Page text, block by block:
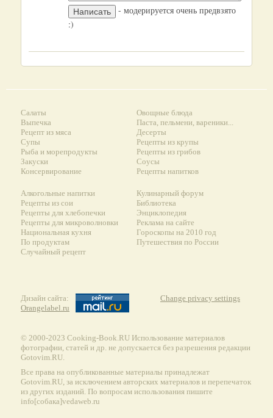
- модерируется очень предвзято
:)
Салаты
Выпечка
Рецепт из мяса
Супы
Рыба и морепродукты
Закуски
Консервирование
Овощные блюда
Паста, пельмени, вареники...
Десерты
Рецепты из крупы
Рецепты из грибов
Соусы
Рецепты напитков
Алкогольные напитки
Рецепты из сои
Рецепты для хлебопечки
Рецепты для микроволновки
Национальная кухня
По продуктам
Случайный рецепт
Кулинарный форум
Библиотека
Энциклопедия
Реклама на сайте
Гороскопы на 2010 год
Путешествия по России
Дизайн сайта:
Orangelabel.ru
Change privacy settings
© 2000-2023 Сooking-Book.RU Использование материалов
фотографии, статей и др. не допускается без разрешения редакции
Gotovim.RU.
Все права на опубликованные материалы принадлежат
Gotovim.RU, за исключением авторских материалов и перепечаток
из других изданий. По вопросам использования пишите
info[собака]vedaweb.ru